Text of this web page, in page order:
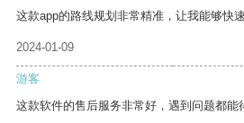
这款app的路线规划非常精准，让我能够快
2024-01-09
游客
这款软件的售后服务非常好，遇到问题都能